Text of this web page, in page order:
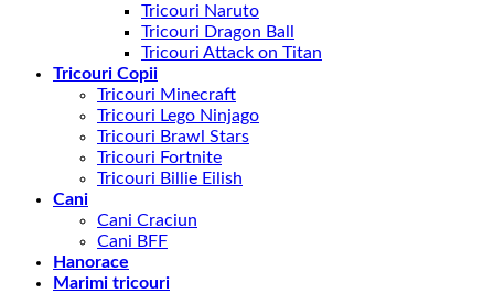
Tricouri Naruto
Tricouri Dragon Ball
Tricouri Attack on Titan
Tricouri Copii
Tricouri Minecraft
Tricouri Lego Ninjago
Tricouri Brawl Stars
Tricouri Fortnite
Tricouri Billie Eilish
Cani
Cani Craciun
Cani BFF
Hanorace
Marimi tricouri